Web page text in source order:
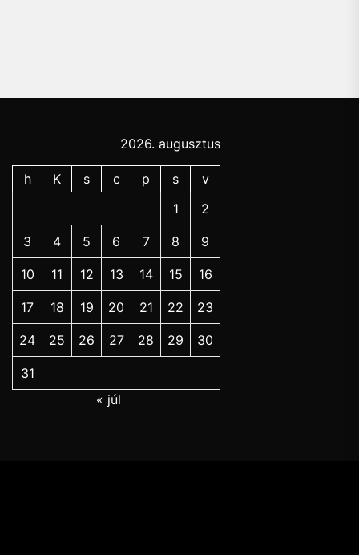
2026. augusztus
h K s c p s
v
1
2
3 4 5 6 7 8 9
10 11 12 13 14 15 16
17 18 19 20 21 22 23
24 25 26 27 28 29 30
31
« júl